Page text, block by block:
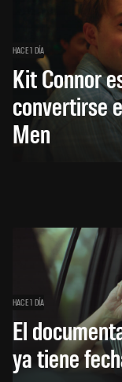
HACE 1 DÍA
Kit Connor
convertirse
Men
HACE 1 DÍA
El
ya tiene